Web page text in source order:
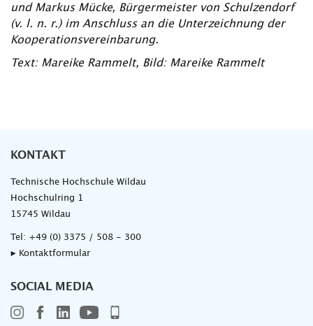
und Markus Mücke, Bürgermeister von Schulzendorf
(v. l. n. r.) im Anschluss an die Unterzeichnung der
Kooperationsvereinbarung.
Text: Mareike Rammelt, Bild: Mareike Rammelt
KONTAKT
Technische Hochschule Wildau
Hochschulring 1
15745 Wildau
Tel: +49 (0) 3375 / 508 - 300
▸ Kontaktformular
SOCIAL MEDIA